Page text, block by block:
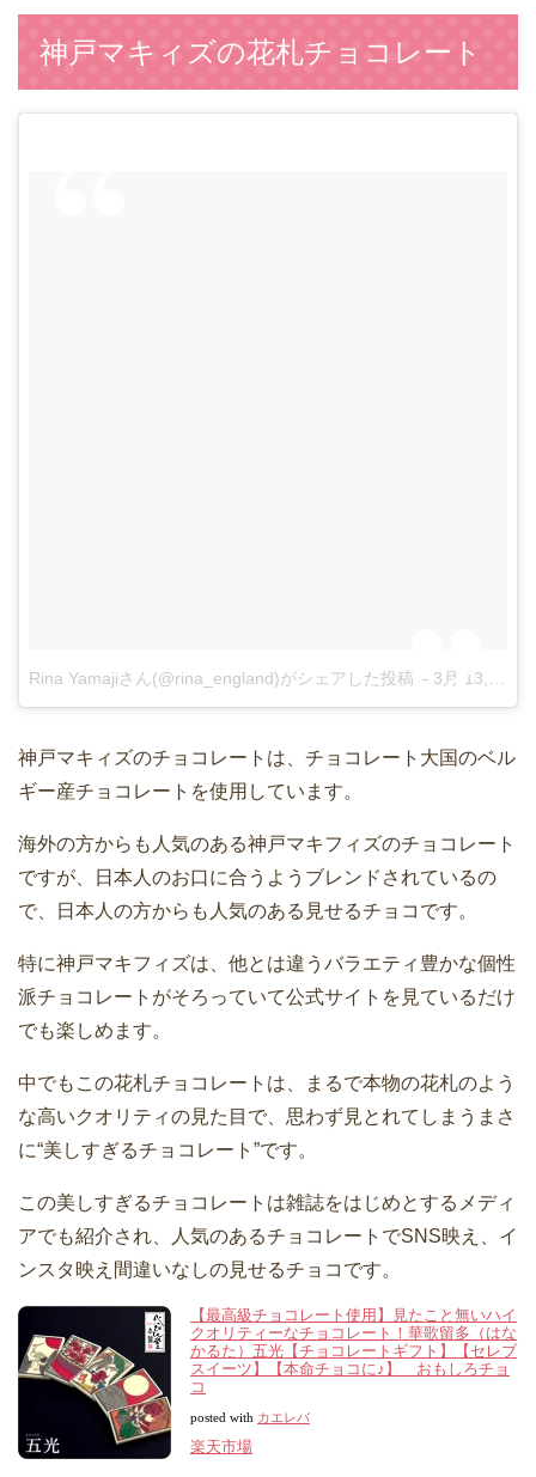
神戸マキィズの花札チョコレート
Rina Yamajiさん(@rina_england)がシェアした投稿 – 3月 13, 2015 at 11:46午後 PDT
神戸マキィズのチョコレートは、チョコレート大国のベル
ギー産チョコレートを使用しています。
海外の方からも人気のある神戸マキフィズのチョコレート
ですが、日本人のお口に合うようブレンドされているの
で、日本人の方からも人気のある見せるチョコです。
特に神戸マキフィズは、他とは違うバラエティ豊かな個性
派チョコレートがそろっていて公式サイトを見ているだけ
でも楽しめます。
中でもこの花札チョコレートは、まるで本物の花札のよう
な高いクオリティの見た目で、思わず見とれてしまうまさ
に“美しすぎるチョコレート”です。
この美しすぎるチョコレートは雑誌をはじめとするメディ
アでも紹介され、人気のあるチョコレートでSNS映え、イ
ンスタ映え間違いなしの見せるチョコです。
【最高級チョコレート使用】見たこと無いハイ
クオリティーなチョコレート！華歌留多（はな
かるた）五光【チョコレートギフト】【セレブ
スイーツ】【本命チョコに♪】 おもしろチョ
コ
posted with カエレバ
楽天市場